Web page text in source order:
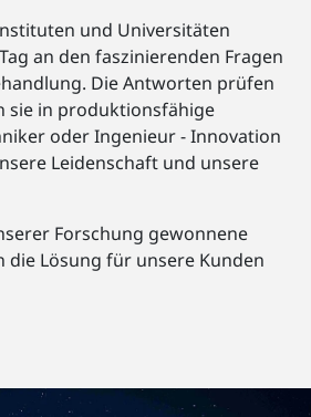
und Universitäten
an den faszinierenden Fragen
Die Antworten prüfen
sie in produktionsfähige
oder Ingenieur - Innovation
Leidenschaft und unsere
Forschung gewonnene
die Lösung für unsere Kunden